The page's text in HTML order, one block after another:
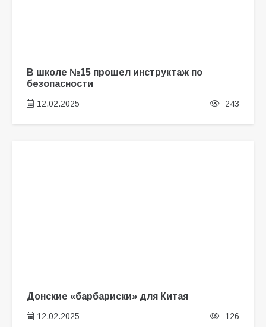
В школе №15 прошел инструктаж по
безопасности
12.02.2025 243
Донские «барбариски» для Китая
12.02.2025 126